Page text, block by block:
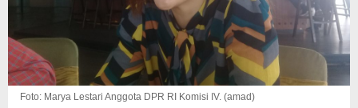
Foto: Marya Lestari Anggota DPR RI Komisi IV. (amad)